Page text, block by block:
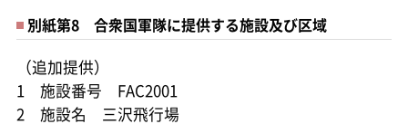
別紙第8 合衆国軍隊に提供する施設及び区域
（追加提供）
1 施設番号 FAC2001
2 施設名 三沢飛行場